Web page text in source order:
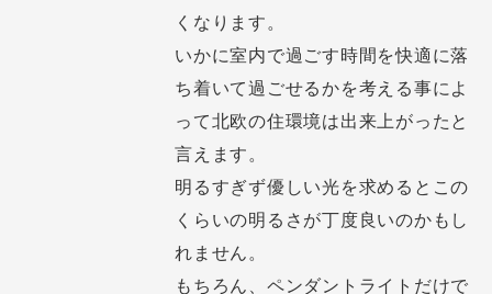
くなります。
いかに室内で過ごす時間を快適に落
ち着いて過ごせるかを考える事によ
って北欧の住環境は出来上がったと
言えます。
明るすぎず優しい光を求めるとこの
くらいの明るさが丁度良いのかもし
れません。
もちろん、ペンダントライトだけで